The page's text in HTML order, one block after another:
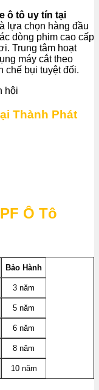
ô tô uy tín tại
là lựa chọn hàng đầu
dòng phim cao cấp
Trung tâm hoạt
máy cắt theo
chế bụi tuyệt đối.
Thành Phát
Ô Tô
Bảo Hành
3 năm
5 năm
6 năm
8 năm
10 năm